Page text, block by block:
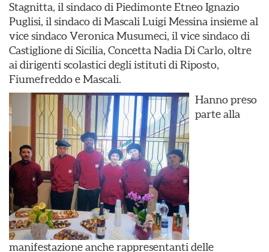
Stagnitta, il sindaco di Piedimonte Etneo Ignazio
Puglisi, il sindaco di Mascali Luigi Messina insieme al
vice sindaco Veronica Musumeci, il vice sindaco di
Castiglione di Sicilia, Concetta Nadia Di Carlo, oltre
ai dirigenti scolastici degli istituti di Riposto,
Fiumefreddo e Mascali.
Hanno preso
parte alla
manifestazione anche rappresentanti delle